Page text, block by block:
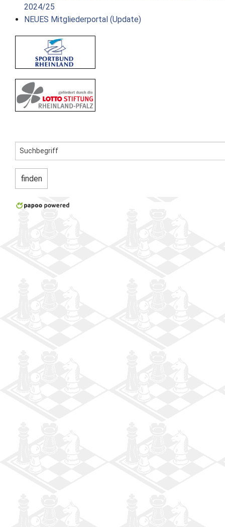
2024/25
NEUES Mitgliederportal (Update)